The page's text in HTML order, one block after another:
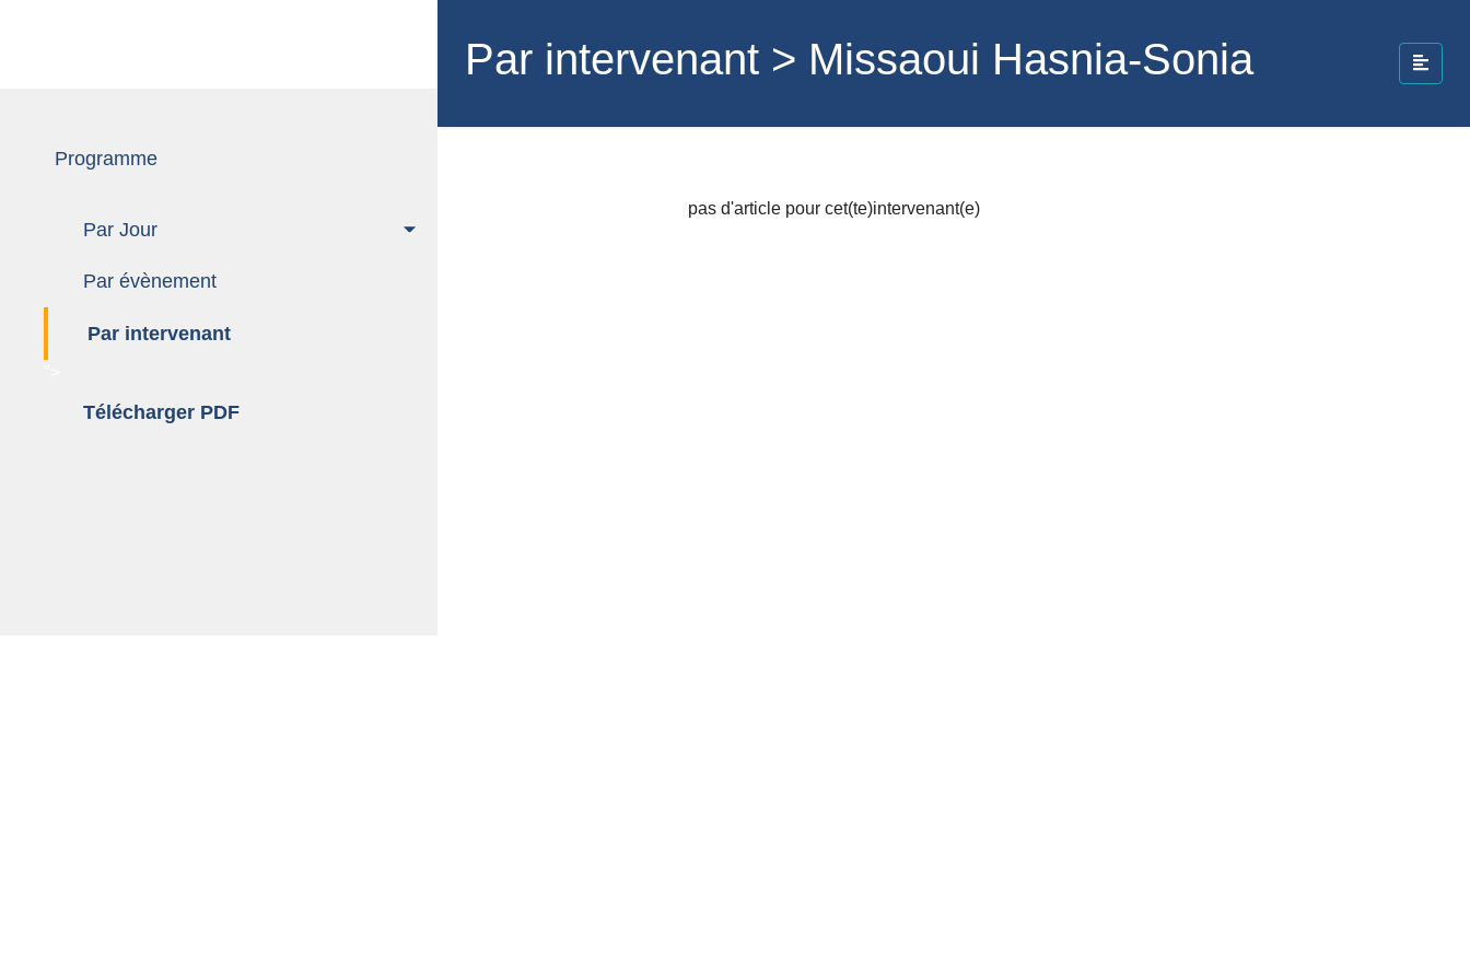
Programme
Par Jour
Par évènement
Par intervenant
Télécharger PDF
Par intervenant > Missaoui Hasnia-Sonia
pas d'article pour cet(te)intervenant(e)